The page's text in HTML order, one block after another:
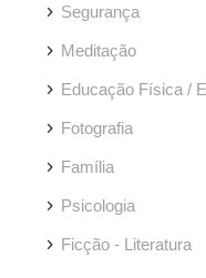
Segurança
Meditação
Educação Física /
Fotografia
Família
Psicologia
Ficção - Literatura